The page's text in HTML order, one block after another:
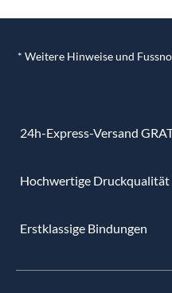
* Weitere Hinweise und
24h-Express-Versand
Hochwertige Druckqualität
Erstklassige Bindungen